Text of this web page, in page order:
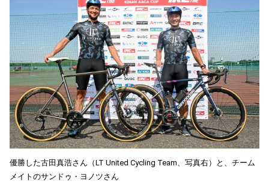
優勝した古田真浩さん（LT United Cycling Team、写真右）と、チーム
メイトのサンドゥ・ヨノツさん